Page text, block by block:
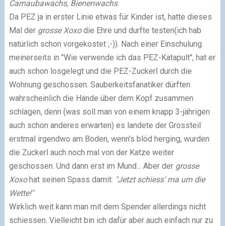
Carnaubawachs, Bienenwachs
Da PEZ ja in erster Linie etwas für Kinder ist, hatte dieses
Mal der grosse Xoxodie Ehre und durfte testen(ich hab
natürlich schon vorgekostet ;-)). Nach einer Einschulung
meinerseits in "Wie verwende ich das PEZ-Katapult", hat er
auch schon losgelegt und die PEZ-Zuckerl durch die
Wohnung geschossen. Sauberkeitsfanatiker dürften
wahrscheinlich die Hände über dem Kopf zusammen
schlagen, denn (was soll man von einem knapp 3-jährigen
auch schon anderes erwarten) es landete der Grossteil
erstmal irgendwo am Boden, wenn's blöd herging, wurden
die Zuckerl auch noch mal von der Katze weiter
geschossen. Und dann erst im Mund... Aber der grosse
Xoxohat seinen Spass damit: "Jetzt schiess' ma um die
Wette!"
Wirklich weit kann man mit dem Spender allerdings nicht
schiessen. Vielleicht bin ich dafür aber auch einfach nur zu